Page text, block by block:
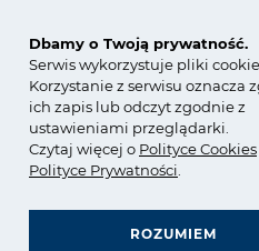
Dbamy o Twoją prywatność.
Serwis wykorzystuje pliki
Korzystanie z serwisu oznacza
ich zapis lub odczyt zgodnie z
ustawieniami przeglądarki.
Czytaj więcej o PolityceCookies
Polityce Prywatności
ROZUMIEM
33-101
tel.:+48 14
fax: +48 14
Copyright © Grupa Azoty.